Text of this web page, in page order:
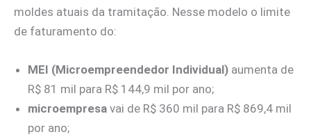
moldes atuais da tramitação. Nesse modelo o limite
de faturamento do:
MEI (Microempreendedor Individual) aumenta de
R$ 81 mil para R$ 144,9 mil por ano;
microempresa vai de R$ 360 mil para R$ 869,4 mil
por ano;